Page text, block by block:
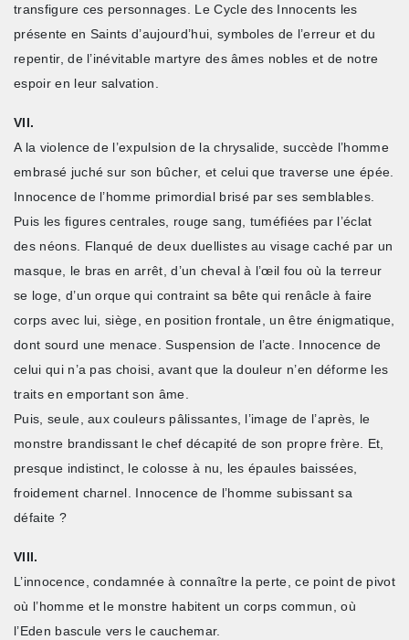
transfigure ces personnages. Le Cycle des Innocents les
présente en Saints d’aujourd’hui, symboles de l’erreur et du
repentir, de l’inévitable martyre des âmes nobles et de notre
espoir en leur salvation.
VII.
A la violence de l’expulsion de la chrysalide, succède l’homme
embrasé juché sur son bûcher, et celui que traverse une épée.
Innocence de l’homme primordial brisé par ses semblables.
Puis les figures centrales, rouge sang, tuméfiées par l’éclat
des néons. Flanqué de deux duellistes au visage caché par un
masque, le bras en arrêt, d’un cheval à l’œil fou où la terreur
se loge, d’un orque qui contraint sa bête qui renâcle à faire
corps avec lui, siège, en position frontale, un être énigmatique,
dont sourd une menace. Suspension de l’acte. Innocence de
celui qui n’a pas choisi, avant que la douleur n’en déforme les
traits en emportant son âme.
Puis, seule, aux couleurs pâlissantes, l’image de l’après, le
monstre brandissant le chef décapité de son propre frère. Et,
presque indistinct, le colosse à nu, les épaules baissées,
froidement charnel. Innocence de l’homme subissant sa
défaite ?
VIII.
L’innocence, condamnée à connaître la perte, ce point de pivot
où l’homme et le monstre habitent un corps commun, où
l’Eden bascule vers le cauchemar.